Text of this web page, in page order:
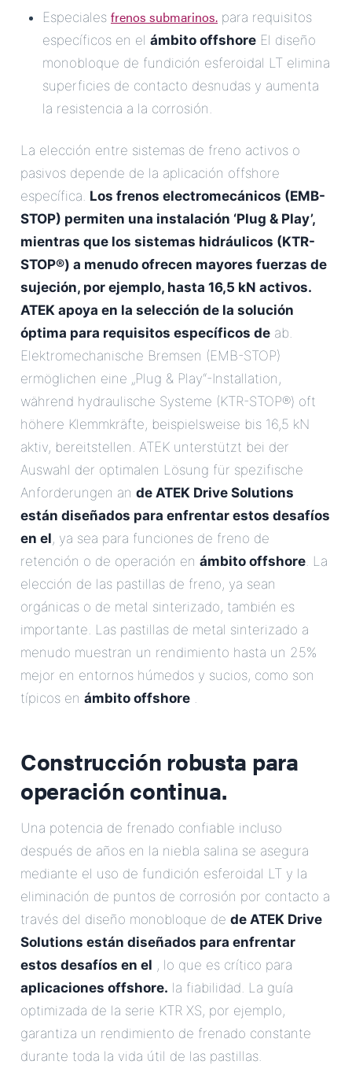
Especiales frenos submarinos. para requisitos
específicos en el ámbito offshore El diseño
monobloque de fundición esferoidal LT elimina
superficies de contacto desnudas y aumenta
la resistencia a la corrosión.
La elección entre sistemas de freno activos o
pasivos depende de la aplicación offshore
específica. Los frenos electromecánicos (EMB-
STOP) permiten una instalación ‘Plug & Play’,
mientras que los sistemas hidráulicos (KTR-
STOP®) a menudo ofrecen mayores fuerzas de
sujeción, por ejemplo, hasta 16,5 kN activos.
ATEK apoya en la selección de la solución
óptima para requisitos específicos de ab.
Elektromechanische Bremsen (EMB-STOP)
ermöglichen eine „Plug & Play“-Installation,
während hydraulische Systeme (KTR-STOP®) oft
höhere Klemmkräfte, beispielsweise bis 16,5 kN
aktiv, bereitstellen. ATEK unterstützt bei der
Auswahl der optimalen Lösung für spezifische
Anforderungen an de ATEK Drive Solutions
están diseñados para enfrentar estos desafíos
en el, ya sea para funciones de freno de
retención o de operación en ámbito offshore. La
elección de las pastillas de freno, ya sean
orgánicas o de metal sinterizado, también es
importante. Las pastillas de metal sinterizado a
menudo muestran un rendimiento hasta un 25%
mejor en entornos húmedos y sucios, como son
típicos en ámbito offshore .
Construcción robusta para
operación continua.
Una potencia de frenado confiable incluso
después de años en la niebla salina se asegura
mediante el uso de fundición esferoidal LT y la
eliminación de puntos de corrosión por contacto a
través del diseño monobloque de de ATEK Drive
Solutions están diseñados para enfrentar
estos desafíos en el , lo que es crítico para
aplicaciones offshore. la fiabilidad. La guía
optimizada de la serie KTR XS, por ejemplo,
garantiza un rendimiento de frenado constante
durante toda la vida útil de las pastillas.